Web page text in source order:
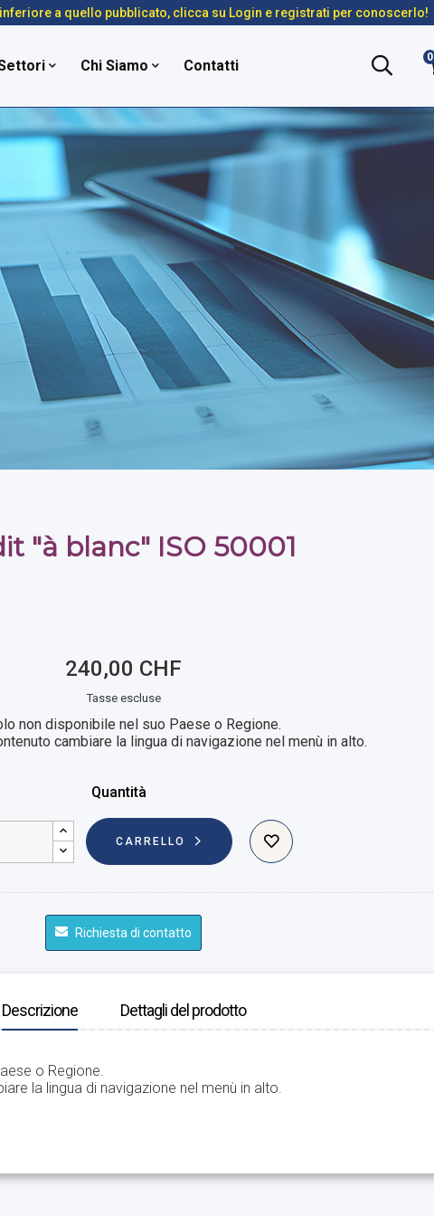
inferiore a quello pubblicato, clicca su Login e registrati per conoscerlo!
Chi Siamo Contatti 0
"à blanc" ISO 50001
240,00 CHF
Tasse escluse
non disponibile nel suo Paese o Regione.
cambiare la lingua di navigazione nel menù in alto.
Quantità
CARRELLO
Richiesta di contatto
Descrizione Dettagli del prodotto
o Regione.
la lingua di navigazione nel menù in alto.